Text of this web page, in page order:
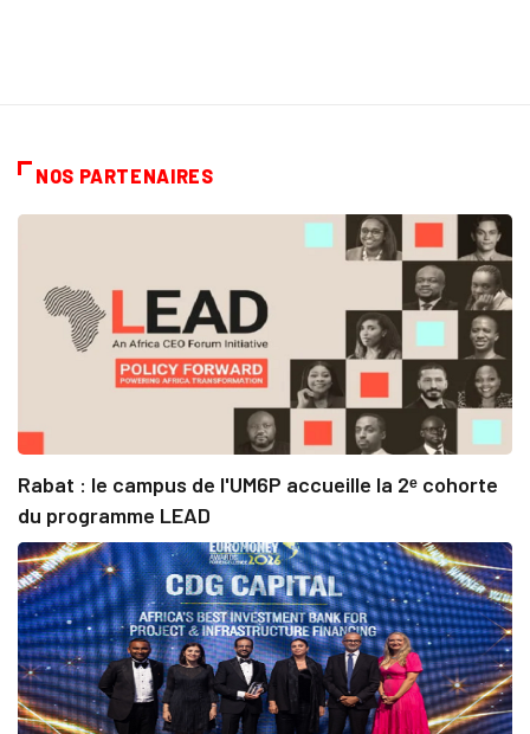
NOS PARTENAIRES
Rabat : le campus de l'UM6P accueille la 2ᵉ cohorte
du programme LEAD